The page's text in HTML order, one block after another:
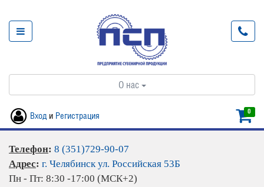
О нас
0
Вход и Регистрация
Телефон: 8 (351)729-90-07
Адрес: г. Челябинск ул. Российская 53Б
Пн - Пт: 8:30 -17:00 (МСК+2)